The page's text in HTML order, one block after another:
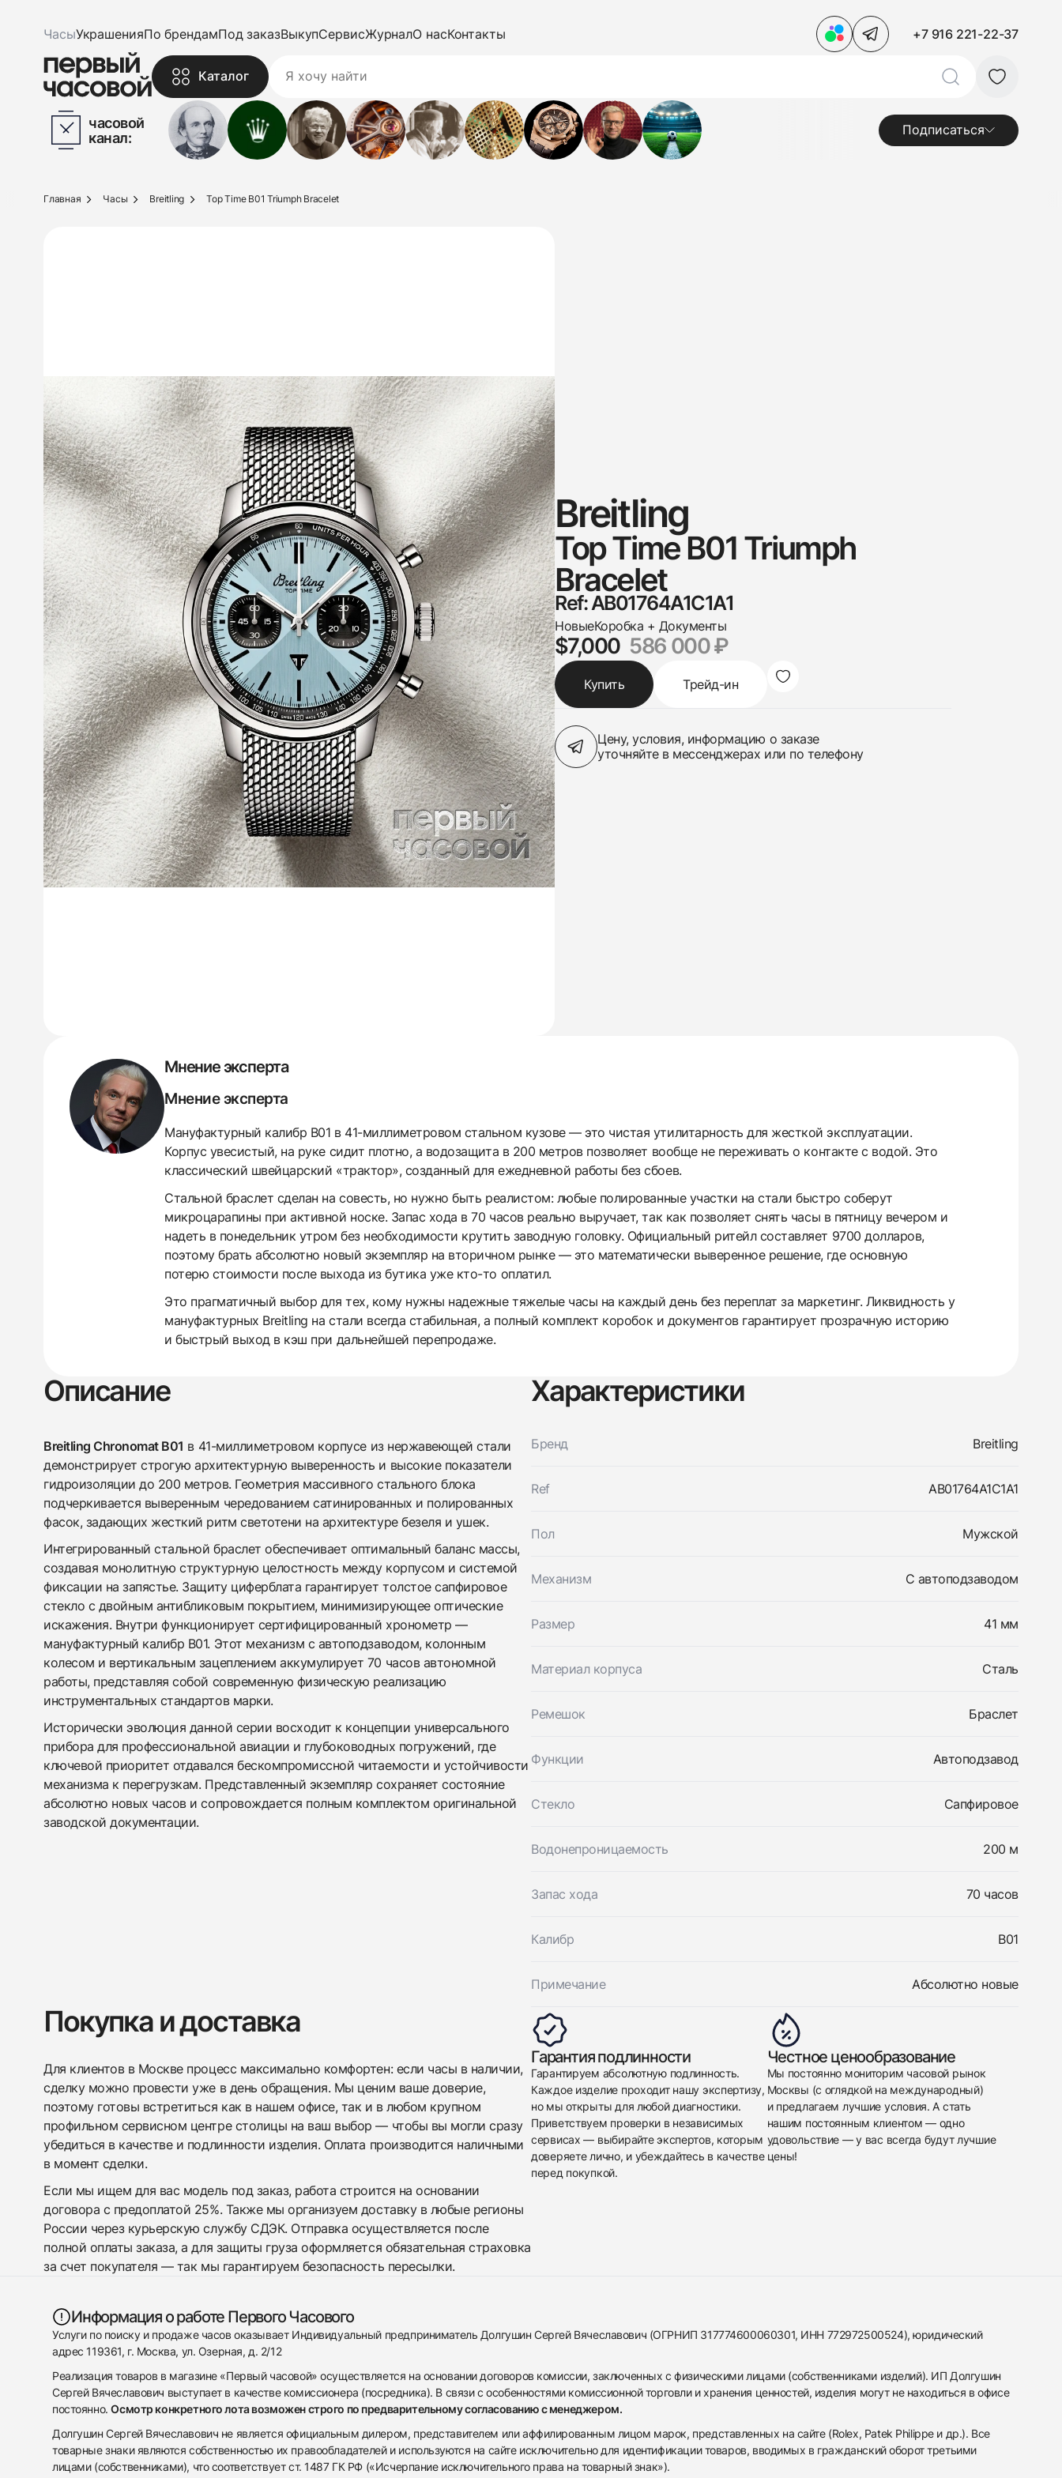
ЧасыУкрашенияПо брендамПод заказВыкупСервисЖурналО насКонтакты +7 916 221-22-37
Каталог
часовой
канал:
Подписаться
438
285
145
142
205
204
195
150
6
Главная Часы Breitling Top Time B01 Triumph Bracelet
Breitling
Top Time B01 Triumph
Bracelet
Ref: AB01764A1C1A1
НовыеКоробка + Документы
$7,000 586 000 ₽
Купить Трейд-ин
Цену, условия, информацию о заказе
уточняйте в мессенджерах или по телефону
Мнение эксперта
Мнение эксперта
Мануфактурный калибр B01 в 41-миллиметровом стальном кузове — это чистая утилитарность для жесткой эксплуатации.
Корпус увесистый, на руке сидит плотно, а водозащита в 200 метров позволяет вообще не переживать о контакте с водой. Это
классический швейцарский «трактор», созданный для ежедневной работы без сбоев.
Стальной браслет сделан на совесть, но нужно быть реалистом: любые полированные участки на стали быстро соберут
микроцарапины при активной носке. Запас хода в 70 часов реально выручает, так как позволяет снять часы в пятницу вечером и
надеть в понедельник утром без необходимости крутить заводную головку. Официальный ритейл составляет 9700 долларов,
поэтому брать абсолютно новый экземпляр на вторичном рынке — это математически выверенное решение, где основную
потерю стоимости после выхода из бутика уже кто-то оплатил.
Это прагматичный выбор для тех, кому нужны надежные тяжелые часы на каждый день без переплат за маркетинг. Ликвидность у
мануфактурных Breitling на стали всегда стабильная, а полный комплект коробок и документов гарантирует прозрачную историю
и быстрый выход в кэш при дальнейшей перепродаже.
Описание
Breitling Chronomat B01 в 41-миллиметровом корпусе из нержавеющей стали
демонстрирует строгую архитектурную выверенность и высокие показатели
гидроизоляции до 200 метров. Геометрия массивного стального блока
подчеркивается выверенным чередованием сатинированных и полированных
фасок, задающих жесткий ритм светотени на архитектуре безеля и ушек.
Интегрированный стальной браслет обеспечивает оптимальный баланс массы,
создавая монолитную структурную целостность между корпусом и системой
фиксации на запястье. Защиту циферблата гарантирует толстое сапфировое
стекло с двойным антибликовым покрытием, минимизирующее оптические
искажения. Внутри функционирует сертифицированный хронометр —
мануфактурный калибр B01. Этот механизм с автоподзаводом, колонным
колесом и вертикальным зацеплением аккумулирует 70 часов автономной
работы, представляя собой современную физическую реализацию
инструментальных стандартов марки.
Исторически эволюция данной серии восходит к концепции универсального
прибора для профессиональной авиации и глубоководных погружений, где
ключевой приоритет отдавался бескомпромиссной читаемости и устойчивости
механизма к перегрузкам. Представленный экземпляр сохраняет состояние
абсолютно новых часов и сопровождается полным комплектом оригинальной
заводской документации.
Характеристики
Бренд Breitling
Ref AB01764A1C1A1
Пол Мужской
Механизм С автоподзаводом
Размер 41 мм
Материал корпуса Сталь
Ремешок Браслет
Функции Автоподзавод
Стекло Сапфировое
Водонепроницаемость 200 м
Запас хода 70 часов
Калибр B01
Примечание Абсолютно новые
Покупка и доставка
Для клиентов в Москве процесс максимально комфортен: если часы в наличии,
сделку можно провести уже в день обращения. Мы ценим ваше доверие,
поэтому готовы встретиться как в нашем офисе, так и в любом крупном
профильном сервисном центре столицы на ваш выбор — чтобы вы могли сразу
убедиться в качестве и подлинности изделия. Оплата производится наличными
в момент сделки.
Если мы ищем для вас модель под заказ, работа строится на основании
договора с предоплатой 25%. Также мы организуем доставку в любые регионы
России через курьерскую службу СДЭК. Отправка осуществляется после
полной оплаты заказа, а для защиты груза оформляется обязательная страховка
за счет покупателя — так мы гарантируем безопасность пересылки.
Гарантия подлинности
Гарантируем абсолютную подлинность.
Каждое изделие проходит нашу экспертизу,
но мы открыты для любой диагностики.
Приветствуем проверки в независимых
сервисах — выбирайте экспертов, которым
доверяете лично, и убеждайтесь в качестве
перед покупкой.
Честное ценообразование
Мы постоянно мониторим часовой рынок
Москвы (с оглядкой на международный)
и предлагаем лучшие условия. А стать
нашим постоянным клиентом — одно
удовольствие — у вас всегда будут лучшие
цены!
Информация о работе Первого Часового
Услуги по поиску и продаже часов оказывает Индивидуальный предприниматель Долгушин Сергей Вячеславович (ОГРНИП 317774600060301, ИНН 772972500524), юридический
адрес 119361, г. Москва, ул. Озерная, д. 2/12
Реализация товаров в магазине «Первый часовой» осуществляется на основании договоров комиссии, заключенных с физическими лицами (собственниками изделий). ИП Долгушин
Сергей Вячеславович выступает в качестве комиссионера (посредника). В связи с особенностями комиссионной торговли и хранения ценностей, изделия могут не находиться в офисе
постоянно.Осмотр конкретного лота возможен строго по предварительному согласованию с менеджером.
Долгушин Сергей Вячеславович не является официальным дилером, представителем или аффилированным лицом марок, представленных на сайте (Rolex, Patek Philippe и др.). Все
товарные знаки являются собственностью их правообладателей и используются на сайте исключительно для идентификации товаров, вводимых в гражданский оборот третьими
лицами (собственниками), что соответствует ст. 1487 ГК РФ («Исчерпание исключительного права на товарный знак»).
Купить эти часы
Оставьте ваши контактные данные и мы свяжемся с
вами
Breitling
Top Time B01 Triumph Bracelet
НовыеКоробка + Документы
$7,000
Трейд-ин часов
Оставьте ваши контактные данные и мы свяжемся с
Breitling
Top Time B01 Triumph Bracelet
НовыеКоробка + Документы
$7,000
Приложите фото ваших часов…